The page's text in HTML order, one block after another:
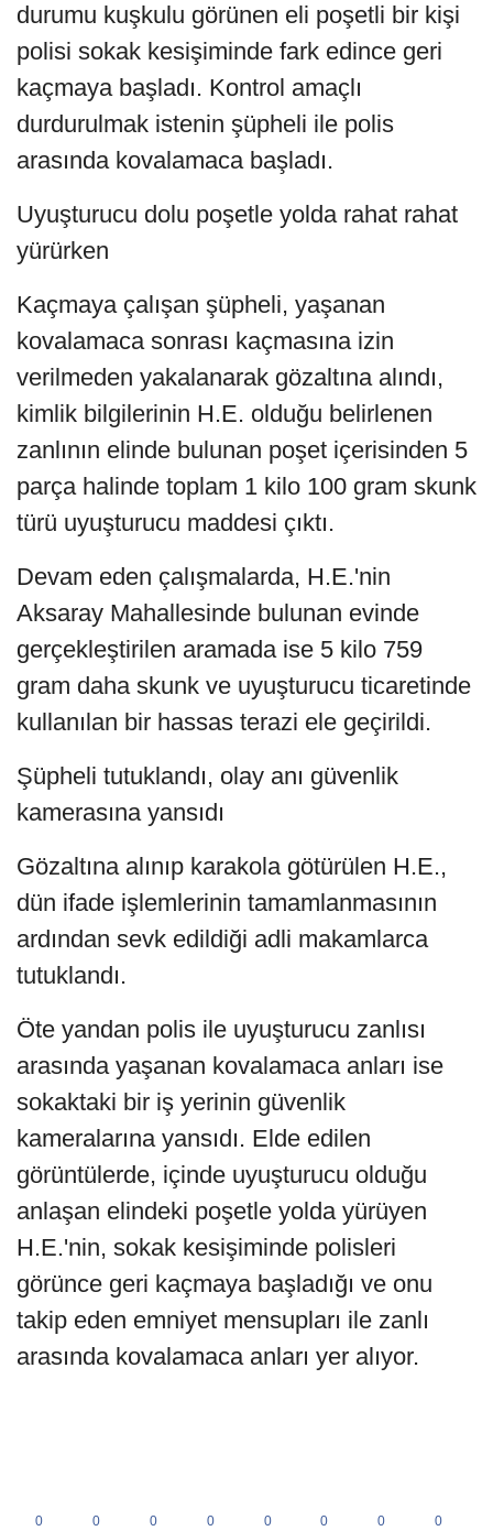
durumu kuşkulu görünen eli poşetli bir kişi
polisi sokak kesişiminde fark edince geri
kaçmaya başladı. Kontrol amaçlı
durdurulmak istenin şüpheli ile polis
arasında kovalamaca başladı.
Uyuşturucu dolu poşetle yolda rahat rahat
yürürken
Kaçmaya çalışan şüpheli, yaşanan
kovalamaca sonrası kaçmasına izin
verilmeden yakalanarak gözaltına alındı,
kimlik bilgilerinin H.E. olduğu belirlenen
zanlının elinde bulunan poşet içerisinden 5
parça halinde toplam 1 kilo 100 gram skunk
türü uyuşturucu maddesi çıktı.
Devam eden çalışmalarda, H.E.'nin
Aksaray Mahallesinde bulunan evinde
gerçekleştirilen aramada ise 5 kilo 759
gram daha skunk ve uyuşturucu ticaretinde
kullanılan bir hassas terazi ele geçirildi.
Şüpheli tutuklandı, olay anı güvenlik
kamerasına yansıdı
Gözaltına alınıp karakola götürülen H.E.,
dün ifade işlemlerinin tamamlanmasının
ardından sevk edildiği adli makamlarca
tutuklandı.
Öte yandan polis ile uyuşturucu zanlısı
arasında yaşanan kovalamaca anları ise
sokaktaki bir iş yerinin güvenlik
kameralarına yansıdı. Elde edilen
görüntülerde, içinde uyuşturucu olduğu
anlaşan elindeki poşetle yolda yürüyen
H.E.'nin, sokak kesişiminde polisleri
görünce geri kaçmaya başladığı ve onu
takip eden emniyet mensupları ile zanlı
arasında kovalamaca anları yer alıyor.